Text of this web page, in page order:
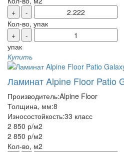
+
-
Кол-во, упак
+
-
упак
Купить
Ламинат Alpine Floor Patio
Производитель:Alpine Floor
Толщина, мм:8
Износостойкость:33 класс
2 850 р/м2
2 850 р/м2
Кол-во, м2